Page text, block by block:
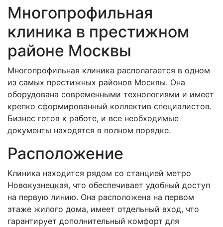
Многопрофильная
клиника в престижном
районе Москвы
Многопрофильная клиника располагается в одном
из самых престижных районов Москвы. Она
оборудована современными технологиями и имеет
крепко сформированный коллектив специалистов.
Бизнес готов к работе, и все необходимые
документы находятся в полном порядке.
Расположение
Клиника находится рядом со станцией метро
Новокузнецкая, что обеспечивает удобный доступ
на первую линию. Она расположена на первом
этаже жилого дома, имеет отдельный вход, что
гарантирует дополнительный комфорт для